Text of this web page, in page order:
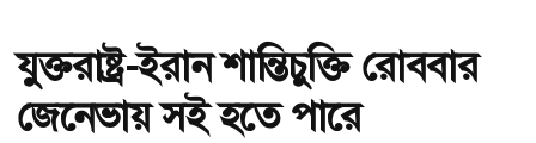
যুক্তরাষ্ট্র-ইরান শান্তিচুক্তি রোববার
জেনেভায় সই হতে পারে